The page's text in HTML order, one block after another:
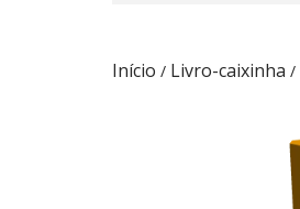
Início / Livro-caixinha /